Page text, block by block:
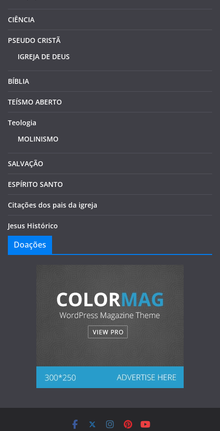
CIÊNCIA
PSEUDO CRISTÃ
IGREJA DE DEUS
BÍBLIA
TEÍSMO ABERTO
Teologia
MOLINISMO
SALVAÇÃO
ESPÍRITO SANTO
Citações dos pais da igreja
Jesus Histórico
Doações